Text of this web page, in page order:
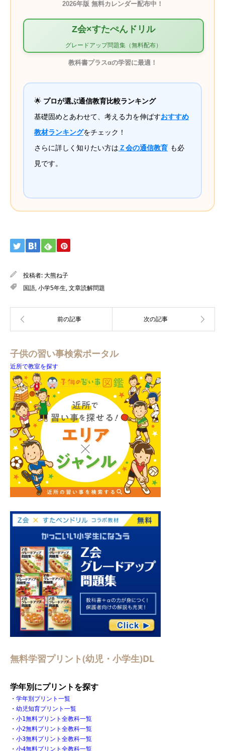
2026年版 無料カレンダー配布中！
Z会×すたぺんドリル
グレードアップ問題集（無料配布）
教科書プラスαの学習に最適！
🌟 プロが選ぶ通信教育比較ランキング
基礎固めとあわせて、考える力を伸ばすおすすめ
教材ランキングをチェック！
さらに詳しく知りたい方は Ｚ会の通信教育 も必
見です。
投稿者:大熊ね子
国語,小学5年生,文章読解問題
子供の習い事検索ポータル
近所で教室を探す
無料学習プリント(幼児・小学生)DL
学年別にプリントを探す
・ 学年別プリント一覧
・ 幼児知育プリント一覧
・ 小1無料プリント全教科一覧
・ 小2無料プリント全教科一覧
・ 小3無料プリント全教科一覧
・ 小4無料プリント全教科一覧